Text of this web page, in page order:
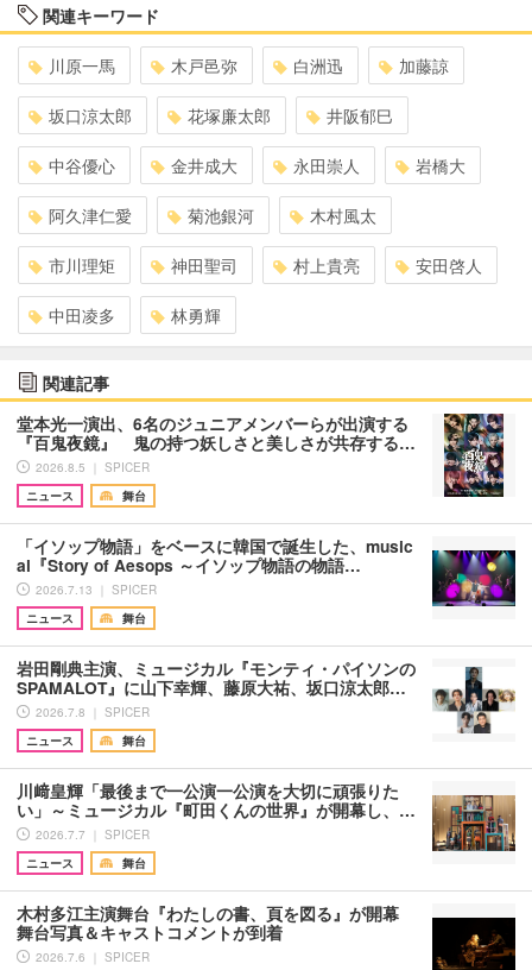
関連キーワード
川原一馬 木戸邑弥 白洲迅 加藤諒
坂口涼太郎 花塚廉太郎 井阪郁巳
中谷優心 金井成大 永田崇人 岩橋大
阿久津仁愛 菊池銀河 木村風太
市川理矩 神田聖司 村上貴亮 安田啓人
中田凌多 林勇輝
関連記事
堂本光一演出、6名のジュニアメンバーらが出演する
『百鬼夜鏡』 鬼の持つ妖しさと美しさが共存する…
2026.8.5 ｜ SPICER
ニュース
舞台
「イソップ物語」をベースに韓国で誕生した、music
al『Story of Aesops ～イソップ物語の物語…
2026.7.13 ｜ SPICER
ニュース
舞台
岩田剛典主演、ミュージカル『モンティ・パイソンの
SPAMALOT』に山下幸輝、藤原大祐、坂口涼太郎…
2026.7.8 ｜ SPICER
ニュース
舞台
川﨑皇輝「最後まで一公演一公演を大切に頑張りた
い」～ミュージカル『町田くんの世界』が開幕し、…
2026.7.7 ｜ SPICER
ニュース
舞台
木村多江主演舞台『わたしの書、頁を図る』が開幕
舞台写真＆キャストコメントが到着
2026.7.6 ｜ SPICER